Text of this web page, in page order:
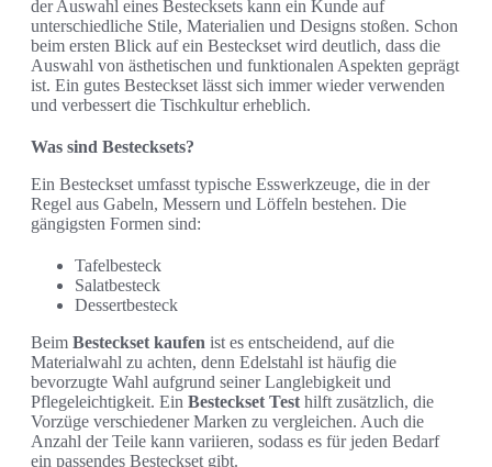
der Auswahl eines Bestecksets kann ein Kunde auf
unterschiedliche Stile, Materialien und Designs stoßen. Schon
beim ersten Blick auf ein Besteckset wird deutlich, dass die
Auswahl von ästhetischen und funktionalen Aspekten geprägt
ist. Ein gutes Besteckset lässt sich immer wieder verwenden
und verbessert die Tischkultur erheblich.
Was sind Bestecksets?
Ein Besteckset umfasst typische Esswerkzeuge, die in der
Regel aus Gabeln, Messern und Löffeln bestehen. Die
gängigsten Formen sind:
Tafelbesteck
Salatbesteck
Dessertbesteck
Beim Besteckset kaufen ist es entscheidend, auf die
Materialwahl zu achten, denn Edelstahl ist häufig die
bevorzugte Wahl aufgrund seiner Langlebigkeit und
Pflegeleichtigkeit. Ein Besteckset Test hilft zusätzlich, die
Vorzüge verschiedener Marken zu vergleichen. Auch die
Anzahl der Teile kann variieren, sodass es für jeden Bedarf
ein passendes Besteckset gibt.